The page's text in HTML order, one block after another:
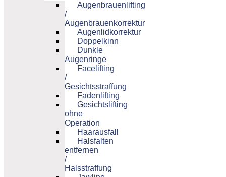
Augenbrauenlifting
/
Augenbrauenkorrektur
Augenlidkorrektur
Doppelkinn
Dunkle
Augenringe
Facelifting
/
Gesichtsstraffung
Fadenlifting
Gesichtslifting
ohne
Operation
Haarausfall
Halsfalten
entfernen
/
Halsstraffung